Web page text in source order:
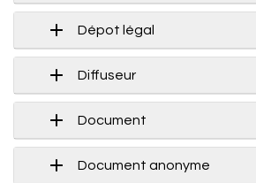
Dépot légal
Diffuseur
Document
Document anonyme